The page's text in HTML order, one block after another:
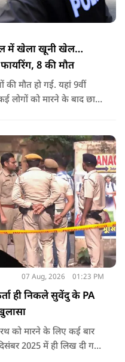
में खेला खूनी खेल…
8 की मौत
की मौत हो गई. यहां 9वीं
लोगों को मारने के बाद छात्र
07 Aug, 2026 01:23 PM
ही निकले सुवेंदु के PA
रथ को मारने के लिए कई बार
2025 में ही लिख दी गई